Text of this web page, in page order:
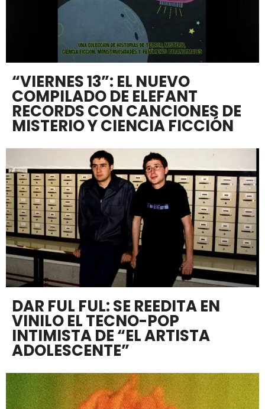
“VIERNES 13”: EL NUEVO
COMPILADO DE ELEFANT
RECORDS CON CANCIONES DE
MISTERIO Y CIENCIA FICCIÓN
DAR FUL FUL: SE REEDITA EN
VINILO EL TECNO-POP
INTIMISTA DE “EL ARTISTA
ADOLESCENTE”